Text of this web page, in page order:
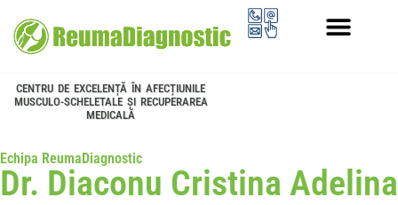
CENTRU DE EXCELENȚĂ ÎN AFECȚIUNILE
MUSCULO-SCHELETALE ȘI RECUPERAREA
MEDICALĂ
Echipa ReumaDiagnostic
Dr. Diaconu Cristina Adelina